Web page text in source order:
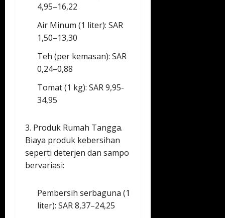
4,95–16,22
Air Minum (1 liter): SAR
1,50–13,30
Teh (per kemasan): SAR
0,24–0,88
Tomat (1 kg): SAR 9,95-
34,95
3. Produk Rumah Tangga.
Biaya produk kebersihan
seperti deterjen dan sampo
bervariasi:
Pembersih serbaguna (1
liter): SAR 8,37–24,25